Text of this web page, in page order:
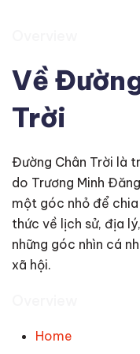
Về
Trời
Đường Chân Trời là
do Trương Minh
một góc nhỏ để chia
thức về lịch sử, địa
những góc nhìn cá
xã hội.
Home